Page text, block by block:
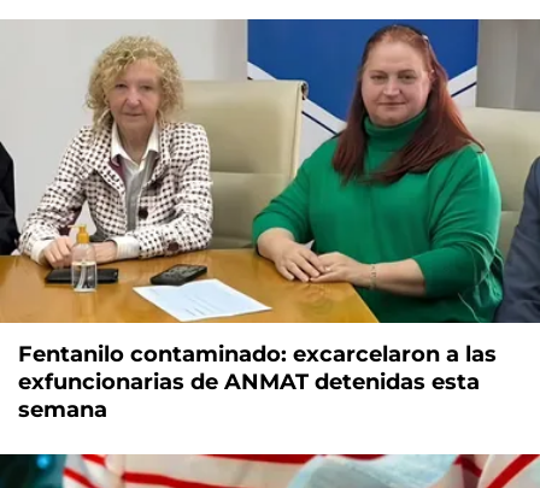
Fentanilo contaminado: excarcelaron a las
exfuncionarias de ANMAT detenidas esta
semana